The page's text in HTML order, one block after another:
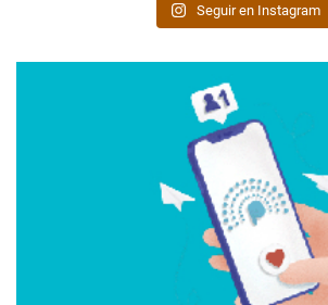
Seguir en Instagram